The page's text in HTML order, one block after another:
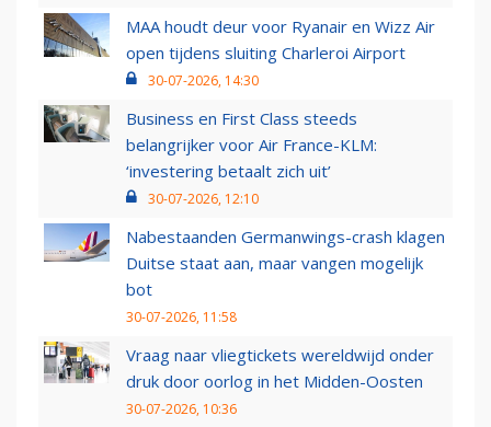
MAA houdt deur voor Ryanair en Wizz Air
open tijdens sluiting Charleroi Airport
30-07-2026, 14:30
Business en First Class steeds
belangrijker voor Air France-KLM:
‘investering betaalt zich uit’
30-07-2026, 12:10
Nabestaanden Germanwings-crash klagen
Duitse staat aan, maar vangen mogelijk
bot
30-07-2026, 11:58
Vraag naar vliegtickets wereldwijd onder
druk door oorlog in het Midden-Oosten
30-07-2026, 10:36